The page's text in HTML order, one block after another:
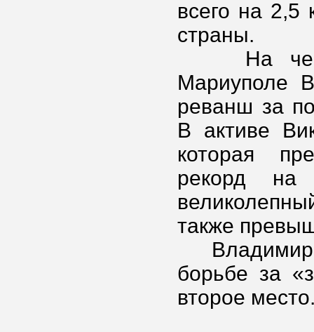
всего на 2,5
страны.
На
Мариуполе
реванш за
В активе
которая
рекорд
также
Владимир
борьбе за
второе